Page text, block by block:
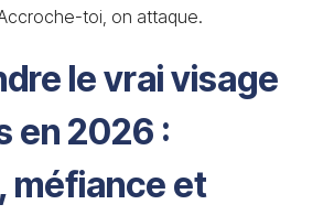
toi, on attaque.
le vrai visage
en 2026 :
méfiance et